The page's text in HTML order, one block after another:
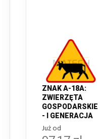
ZNAK A-18A:
ZWIERZĘTA
GOSPODARSKIE
- I GENERACJA
Już od